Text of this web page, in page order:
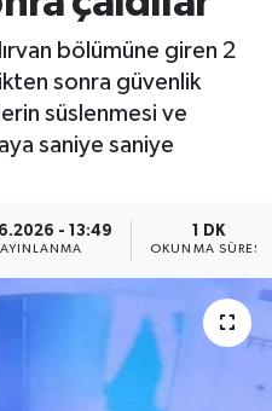
bölümüne giren 2
sonra güvenlik
süslenmesi ve
saniye saniye
- 13:49 1 DK
OKUNMA SÜRESI